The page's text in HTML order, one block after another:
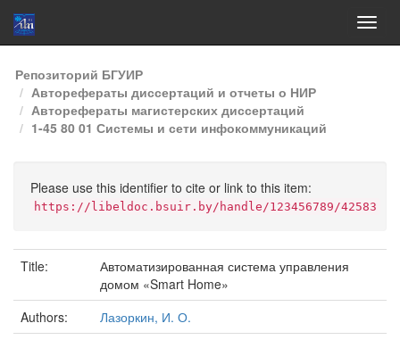
Skip
navigation
Репозиторий БГУИР
Авторефераты диссертаций и отчеты о НИР
Авторефераты магистерских диссертаций
1-45 80 01 Системы и сети инфокоммуникаций
Please use this identifier to cite or link to this item:
https://libeldoc.bsuir.by/handle/123456789/42583
Title:
Автоматизированная система управления
домом «Smart Home»
Authors:
Лазоркин, И. О.